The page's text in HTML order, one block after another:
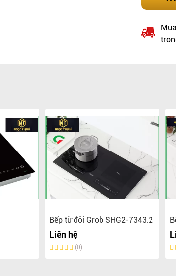
Bếp từ đôi Grob SHG2-7343.2
Liên hệ
(0)